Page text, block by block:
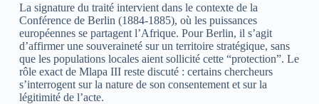
La signature du traité intervient dans le contexte de la
Conférence de Berlin (1884-1885), où les puissances
européennes se partagent l’Afrique. Pour Berlin, il s’agit
d’affirmer une souveraineté sur un territoire stratégique, sans
que les populations locales aient sollicité cette “protection”. Le
rôle exact de Mlapa III reste discuté : certains chercheurs
s’interrogent sur la nature de son consentement et sur la
légitimité de l’acte.